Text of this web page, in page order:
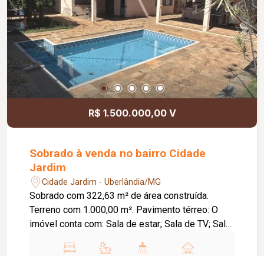
R$ 1.500.000,00 V
Sobrado à venda no bairro Cidade
Jardim
Cidade Jardim - Uberlândia/MG
Sobrado com 322,63 m² de área construída.
Terreno com 1.000,00 m². Pavimento térreo: O
imóvel conta com: Sala de estar; Sala de TV; Sala
Despensa; Banheiro de serviço; Piscina; Varanda